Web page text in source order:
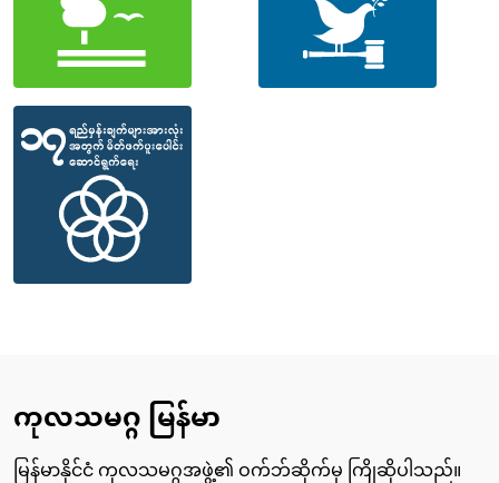
ကုလသမဂ္ဂ မြန်မာ
မြန်မာနိုင်ငံ ကုလသမဂ္ဂအဖွဲ့၏ ဝက်ဘ်ဆိုက်မှ ကြိုဆိုပါသည်။